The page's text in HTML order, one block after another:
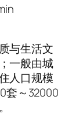
与生活文
一般由城
人口规模
套～32000